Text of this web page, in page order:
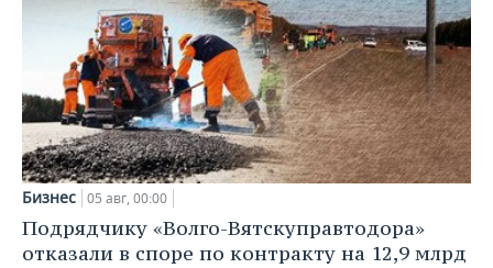
Бизнес 05 авг, 00:00
Подрядчику «Волго-Вятскуправтодора»
отказали в споре по контракту на 12,9 млрд